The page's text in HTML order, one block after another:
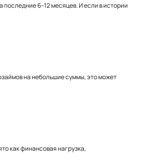
последние 6–12 месяцев. И если в истории
на небольшие суммы, это может
как финансовая нагрузка,